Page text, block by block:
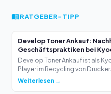
RATGEBER-TIPP
Develop Toner Ankauf:
Geschäftspraktiken bei
Develop Toner Ankauf ist als
Player im Recycling von
Weiterlesen →